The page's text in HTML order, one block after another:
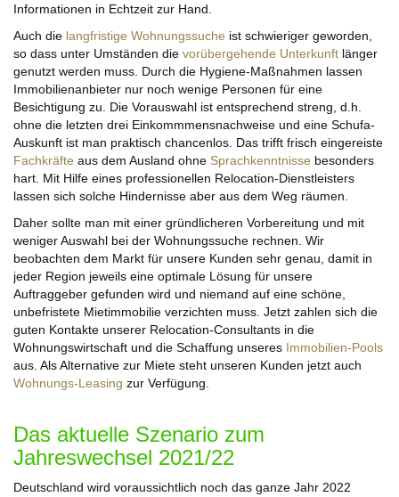
Informationen in Echtzeit zur Hand.
Auch die langfristige Wohnungssuche ist schwieriger geworden,
so dass unter Umständen die vorübergehende Unterkunft länger
genutzt werden muss. Durch die Hygiene-Maßnahmen lassen
Immobilienanbieter nur noch wenige Personen für eine
Besichtigung zu. Die Vorauswahl ist entsprechend streng, d.h.
ohne die letzten drei Einkommmensnachweise und eine Schufa-
Auskunft ist man praktisch chancenlos. Das trifft frisch eingereiste
Fachkräfte aus dem Ausland ohne Sprachkenntnisse besonders
hart. Mit Hilfe eines professionellen Relocation-Dienstleisters
lassen sich solche Hindernisse aber aus dem Weg räumen.
Daher sollte man mit einer gründlicheren Vorbereitung und mit
weniger Auswahl bei der Wohnungssuche rechnen. Wir
beobachten dem Markt für unsere Kunden sehr genau, damit in
jeder Region jeweils eine optimale Lösung für unsere
Auftraggeber gefunden wird und niemand auf eine schöne,
unbefristete Mietimmobilie verzichten muss. Jetzt zahlen sich die
guten Kontakte unserer Relocation-Consultants in die
Wohnungswirtschaft und die Schaffung unseres Immobilien-Pools
aus. Als Alternative zur Miete steht unseren Kunden jetzt auch
Wohnungs-Leasing zur Verfügung.
Das aktuelle Szenario zum
Jahreswechsel 2021/22
Deutschland wird voraussichtlich noch das ganze Jahr 2022